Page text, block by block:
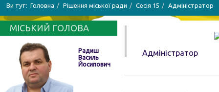
Ви тут: Головна Рішення міської ради Сесія 15 Адміністратор
МІСЬКИЙ ГОЛОВА
Радиш
Василь
Йосипович
Адміністратор